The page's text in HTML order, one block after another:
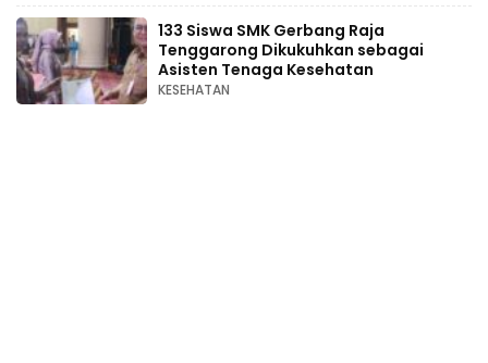
133 Siswa SMK Gerbang Raja
Tenggarong Dikukuhkan sebagai
Asisten Tenaga Kesehatan
KESEHATAN